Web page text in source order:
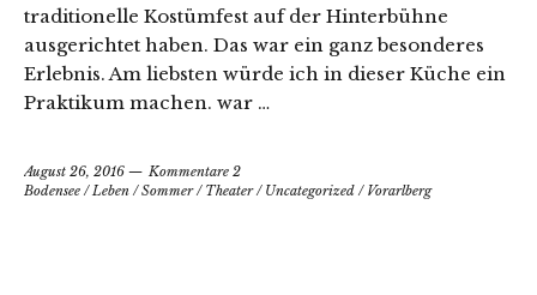
traditionelle Kostümfest auf der Hinterbühne
ausgerichtet haben. Das war ein ganz besonderes
Erlebnis. Am liebsten würde ich in dieser Küche ein
Praktikum machen. war …
August 26, 2016
Kommentare 2
Bodensee /Leben /Sommer/ Theater/ Uncategorized / Vorarlberg